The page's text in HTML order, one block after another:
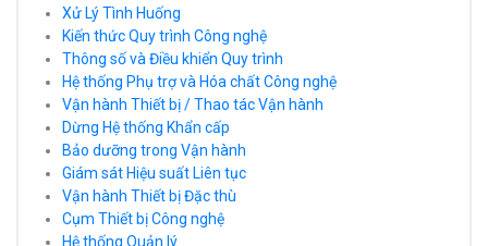
Xử Lý Tình Huống
Kiến thức Quy trình Công nghệ
Thông số và Điều khiển Quy trình
Hệ thống Phụ trợ và Hóa chất Công nghệ
Vận hành Thiết bị / Thao tác Vận hành
Dừng Hệ thống Khẩn cấp
Bảo dưỡng trong Vận hành
Giám sát Hiệu suất Liên tục
Vận hành Thiết bị Đặc thù
Cụm Thiết bị Công nghệ
Hệ thống Quản lý